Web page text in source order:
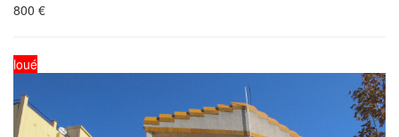
800 €
loué